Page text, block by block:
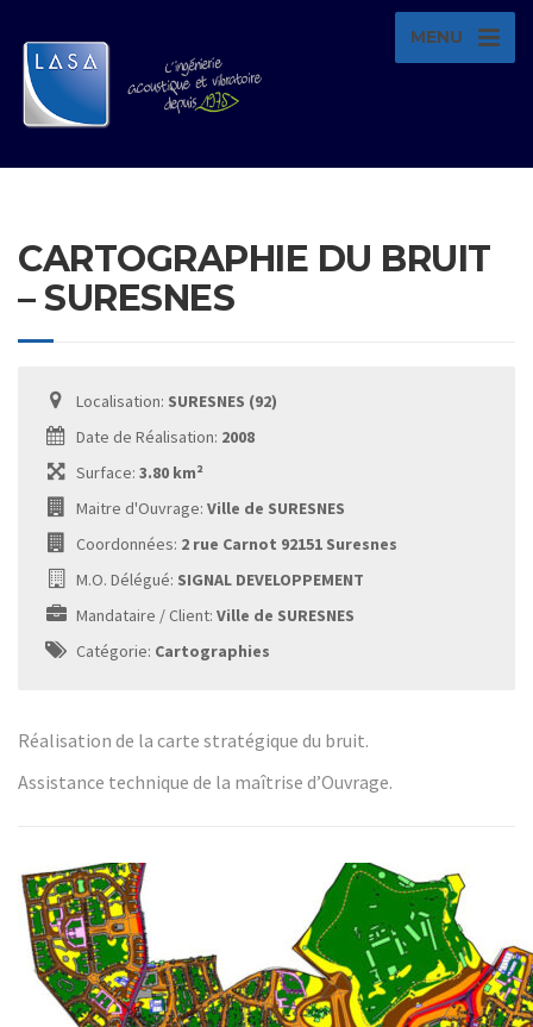
MENU
CARTOGRAPHIE DU BRUIT
– SURESNES
Localisation: SURESNES (92)
Date de Réalisation: 2008
Surface: 3.80 km²
Maitre d'Ouvrage: Ville de SURESNES
Coordonnées: 2 rue Carnot 92151 Suresnes
M.O. Délégué: SIGNAL DEVELOPPEMENT
Mandataire / Client: Ville de SURESNES
Catégorie: Cartographies
Réalisation de la carte stratégique du bruit.
Assistance technique de la maîtrise d’Ouvrage.